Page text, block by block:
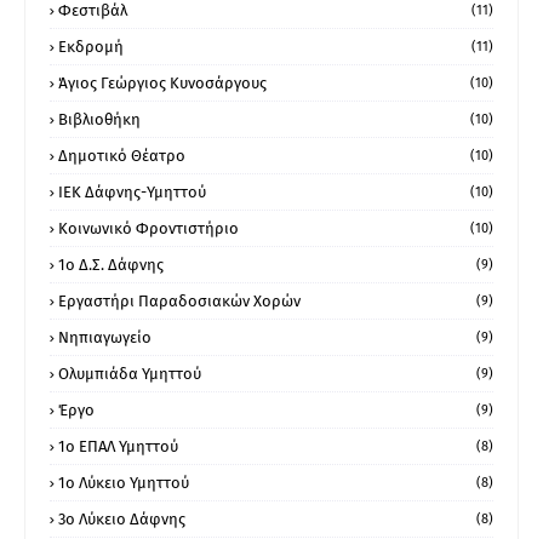
Φεστιβάλ (11)
Εκδρομή (11)
Άγιος Γεώργιος Κυνοσάργους (10)
Βιβλιοθήκη (10)
Δημοτικό Θέατρο (10)
ΙΕΚ Δάφνης-Υμηττού (10)
Κοινωνικό Φροντιστήριο (10)
1ο Δ.Σ. Δάφνης (9)
Εργαστήρι Παραδοσιακών Χορών (9)
Νηπιαγωγείο (9)
Ολυμπιάδα Υμηττού (9)
Έργο (9)
1o ΕΠΑΛ Υμηττού (8)
1ο Λύκειο Υμηττού (8)
3ο Λύκειο Δάφνης (8)